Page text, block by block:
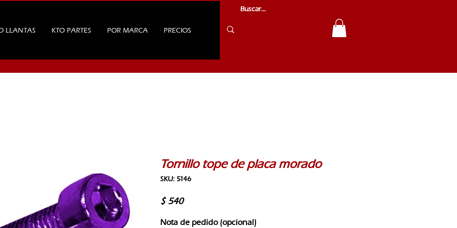
LLANTAS KTO PARTES POR MARCA PRECIOS
Tornillo tope de placa morado
SKU: 5146
$ 540Precio
Nota de pedido (opcional)